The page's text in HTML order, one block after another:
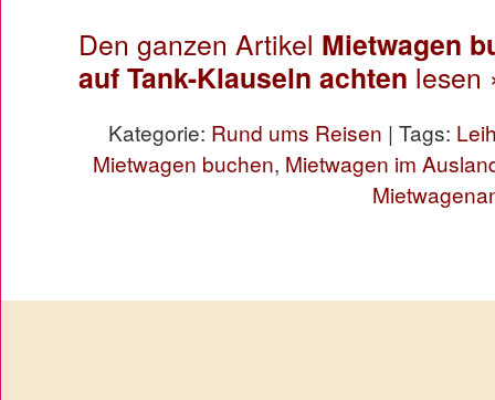
Den ganzen Artikel Mietwagen
auf Tank-Klauseln achten lesen
Kategorie: Rund ums Reisen | Tags:
Mietwagen buchen, Mietwagen im